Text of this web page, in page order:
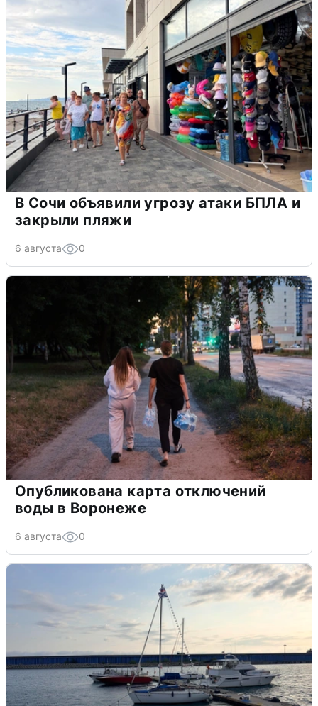
В Сочи объявили угрозу атаки БПЛА и
закрыли пляжи
6 августа 0
Опубликована карта отключений
воды в Воронеже
6 августа 0